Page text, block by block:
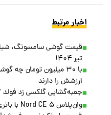
اخبار مرتبط
تیر ۱۴۰۴
ارزشش را دارند
جعبه‌گشایی گلکسی زد فولد ۷+ ویدئو